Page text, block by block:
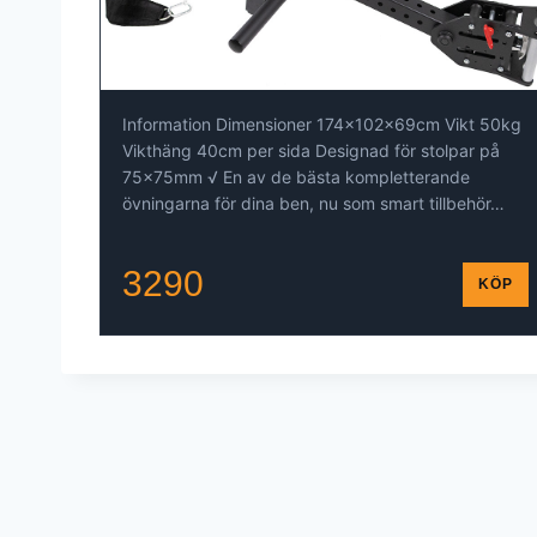
Information Dimensioner 174x102x69cm Vikt 50kg
Vikthäng 40cm per sida Designad för stolpar på
75x75mm √ En av de bästa kompletterande
övningarna för dina ben, nu som smart tillbehör…
3290 KÖP